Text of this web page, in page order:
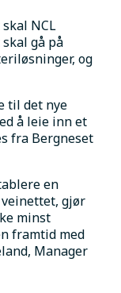
NCL
gå på
og
til det nye
å leie inn et
fra Bergneset
en
gjør
minst
framtid med
Manager